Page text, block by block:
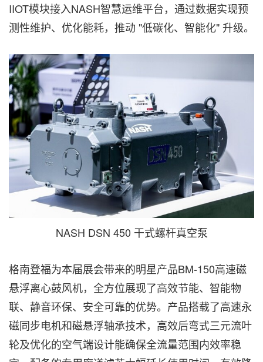
IIOT模块接入NASH智慧运维平台，通过数据实现预
测性维护、优化能耗，推动 "低碳化、智能化" 升级。
NASH DSN 450 干式螺杆真空泵
格南登福为本届展会带来的明星产品BM-150高速磁
悬浮离心鼓风机，全方位展现了高效节能、智能物
联、静音环保、安全可靠的优势。产品搭载了高速永
磁同步电机和磁悬浮轴承技术，高效后弯式三元流叶
轮及优化的空气端设计能确保全流量范围内效率稳